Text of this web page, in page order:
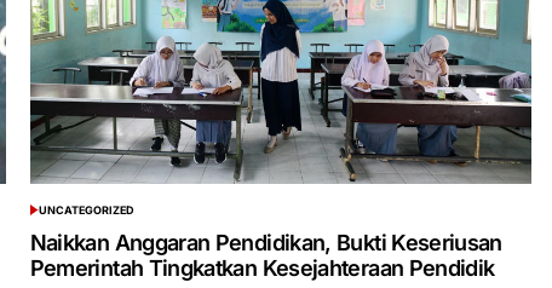
POSTED
IN
UNCATEGORIZED
Naikkan Anggaran Pendidikan, Bukti Keseriusan
Pemerintah Tingkatkan Kesejahteraan Pendidik